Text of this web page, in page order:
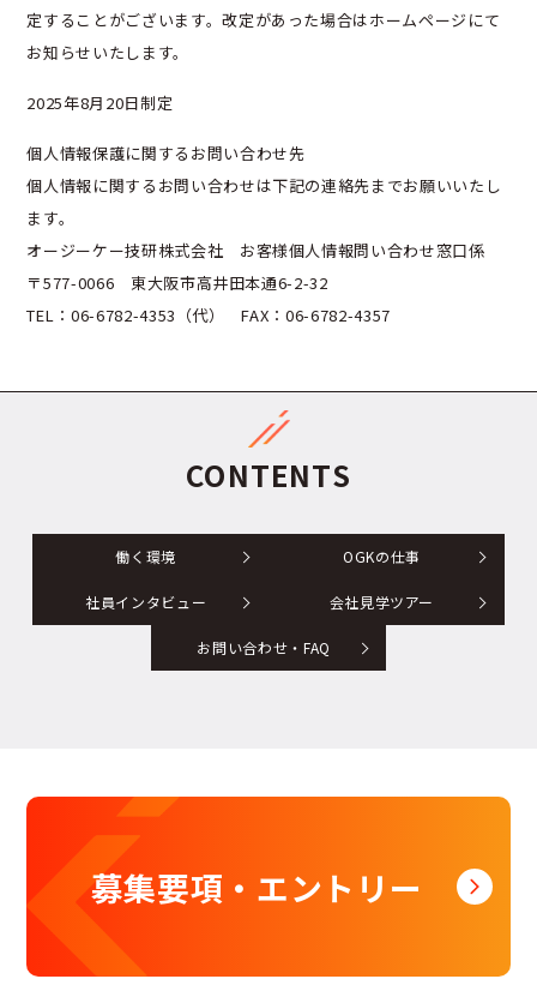
定することがございます。改定があった場合はホームページにて
お知らせいたします。
2025年8月20日制定
個人情報保護に関するお問い合わせ先
個人情報に関するお問い合わせは下記の連絡先までお願いいたし
ます。
オージーケー技研株式会社 お客様個人情報問い合わせ窓口係
〒577-0066 東大阪市高井田本通6-2-32
TEL：06-6782-4353（代） FAX：06-6782-4357
CONTENTS
働く環境 OGKの仕事
社員インタビュー 会社見学ツアー
お問い合わせ・FAQ
募集要項・エントリー